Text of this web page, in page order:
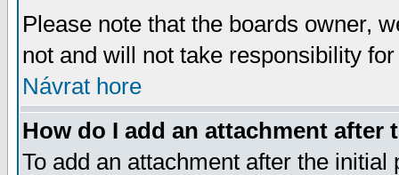
Please note that the boards owner,
not and will not take responsibility
Návrat hore
How do I add an attachment after
To add an attachment after the